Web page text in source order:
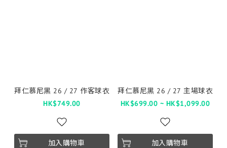
拜仁慕尼黑 26 / 27 作客球衣
HK$749.00
加入購物車
拜仁慕尼黑 26 / 27 主場球衣
HK$699.00 ~ HK$1,099.00
加入購物車